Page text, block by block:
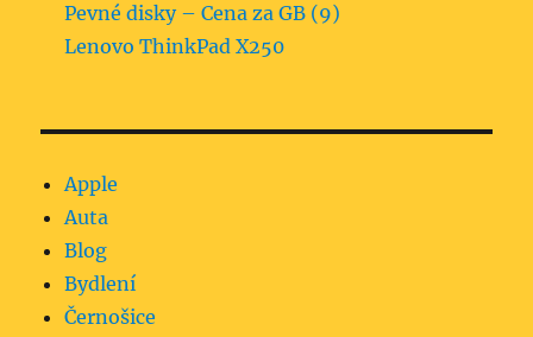
Pevné disky – Cena za GB (9)
Lenovo ThinkPad X250
Apple
Auta
Blog
Bydlení
Černošice